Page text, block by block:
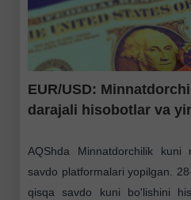
EUR/USD:
darajali hisobotlar va
AQShda Minnatdorchilik kuni
savdo platformalari yopilgan.
qisqa savdo kuni bo'lishini